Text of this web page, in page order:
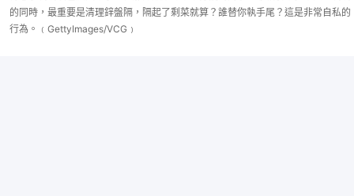
的同時，最重要是清理鋅盤隔，隔起了剩菜就算？誰替你執手尾？這是非常自私的
行為。﹙GettyImages/VCG﹚